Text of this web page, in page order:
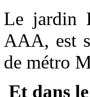
Le jardin
AAA, est
de métro
Et dans